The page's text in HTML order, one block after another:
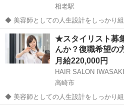
相老駅
◆ 美容師としての人生設計をしっかり
ませんか？ ◆ 美容師として定年の75歳まで安心して働ける環境を整
え、技術だけではなく、マネジメント業
容師としての人生設計をしっ...
群馬 桐生市 相老駅 美容師
★スタイリスト募
んか？復職希望
月給220,000円
高崎市
◆ 美容師としての人生設計をしっかり組